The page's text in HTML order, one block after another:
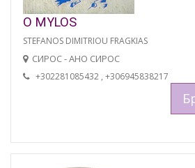
O MYLOS
STEFANOS DIMITRIOU FRAGKIAS
СИРОС - АНО СИРОС
+302281085432 , +306945838217